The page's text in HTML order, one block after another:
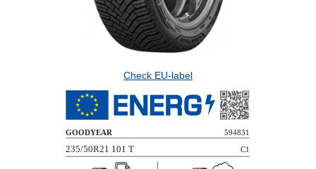
Check EU-label